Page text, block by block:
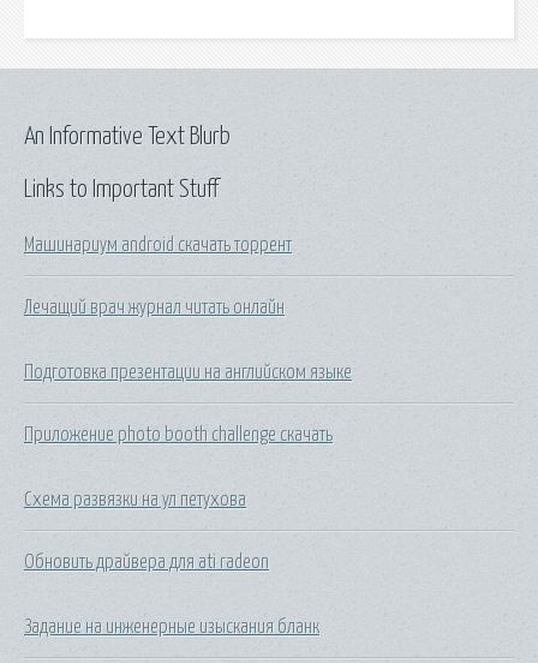
Links to Important Stuff
Машинариум android скачать торрент
Лечащий врач журнал читать онлайн
Подготовка презентации на английском языке
Приложение photo booth challenge скачать
Схема развязки на ул петухова
Обновить драйвера для ati radeon
Задание на инженерные изыскания бланк
An Informative Text Blurb